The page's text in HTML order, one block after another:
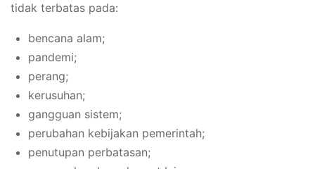
tidak terbatas pada:
bencana alam;
pandemi;
perang;
kerusuhan;
gangguan sistem;
perubahan kebijakan pemerintah;
penutupan perbatasan;